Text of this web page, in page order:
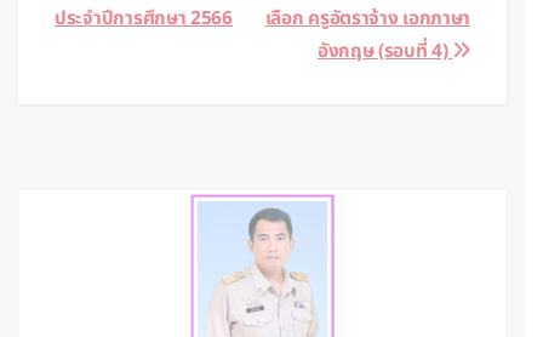
navigation
เลือก ครูอัตราจ้าง เอกภาษา
อังกฤษ (รอบที่ 4)
ประจำปีการศึกษา 2566